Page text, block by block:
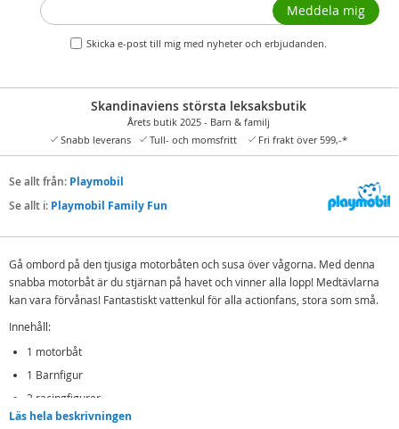
Skicka e-post till mig med nyheter och erbjudanden.
Meddela mig
Skandinaviens största leksaksbutik
Årets butik 2025 - Barn & familj
Snabb leverans
Tull- och momsfritt Fri frakt över 599,-*
Se allt från: Playmobil
Se allt i: Playmobil Family Fun
Gå ombord på den tjusiga motorbåten och susa över vågorna. Med denna
snabba motorbåt är du stjärnan på havet och vinner alla lopp! Medtävlarna
kan vara förvånas! Fantastiskt vattenkul för alla actionfans, stora som små.
Innehåll:
1 motorbåt
1 Barnfigur
2 racingfigurer
Och mer
Läs hela beskrivningen